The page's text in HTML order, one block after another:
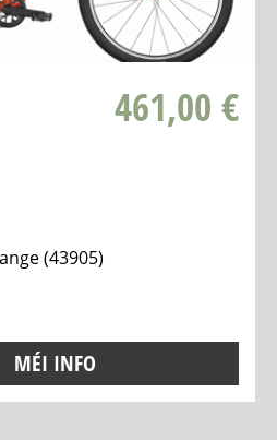
461,00 €
(43905)
MÉI INFO